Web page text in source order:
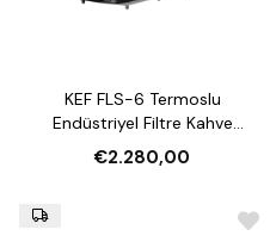
KEF FLS-6 Termoslu
Endüstriyel Filtre Kahve
Makinesi
€2.280,00